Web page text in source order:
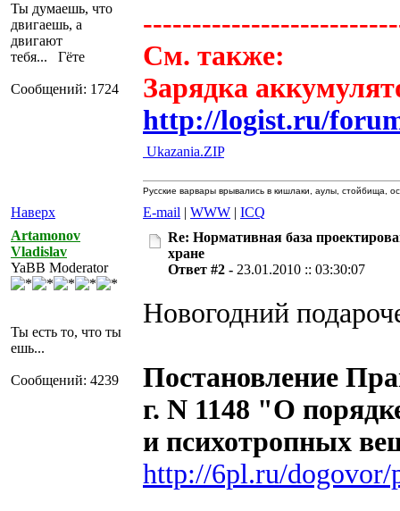
Ты думаешь, что
двигаешь, а
двигают
тебя... Гёте
Сообщений: 1724
См. также:
Зарядка
http://logist.ru/
Наверх
Ukazania.ZIP
Русские варвары врывались в кишлаки, аулы, стойбища,
E-mail | WWW | ICQ
Artamonov
Vladislav
YaBB Moderator
Ты есть то, что ты
ешь...
Сообщений: 4239
Re: Нормативная база
хране
Ответ #2 - 23.01.2010 :: 03:30:07
Новогодний
Постановление
г. N 1148 "О
и психотропных
http://6pl.ru/dogovor/